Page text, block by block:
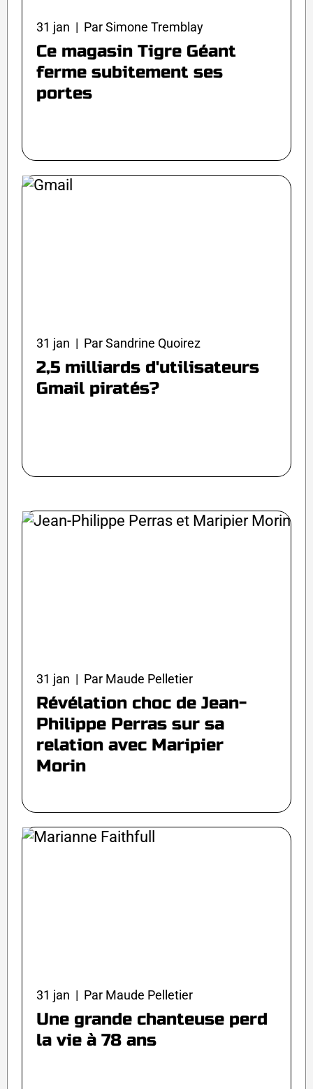
31 jan | Par Simone Tremblay
Ce magasin Tigre Géant
ferme subitement ses
portes
31 jan | Par Sandrine Quoirez
2,5 milliards d'utilisateurs
Gmail piratés?
31 jan | Par Maude Pelletier
Révélation choc de Jean-
Philippe Perras sur sa
relation avec Maripier
Morin
31 jan | Par Maude Pelletier
Une grande chanteuse perd
la vie à 78 ans